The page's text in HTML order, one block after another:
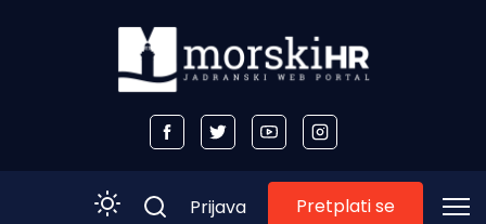
Prijava Pretplati se